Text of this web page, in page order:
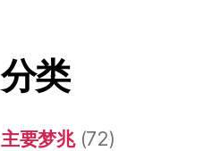
分类
主要梦兆(72)